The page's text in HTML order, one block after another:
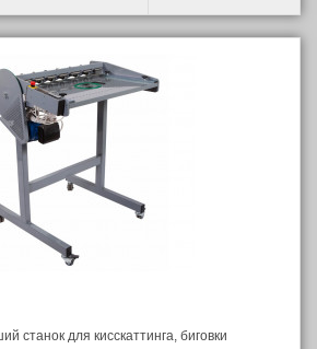
станок для кисскаттинга, биговки